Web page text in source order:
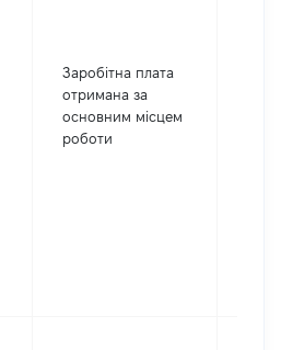
Заробітна плата
отримана за
основним місцем
роботи